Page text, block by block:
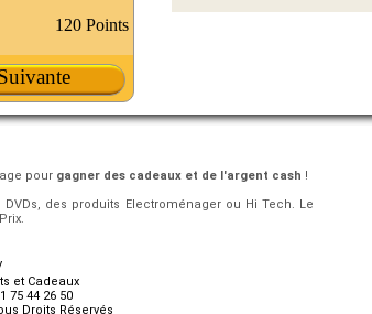
120 Points
pour gagner des cadeaux et de l'argent cash !
des produits Electroménager ou Hi Tech. Le
et Cadeaux
75 44 26 50
Droits Réservés